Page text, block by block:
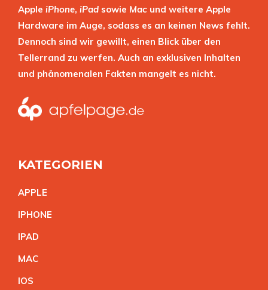
Apple iPhone, iPad sowie Mac und weitere Apple
Hardware im Auge, sodass es an keinen News fehlt.
Dennoch sind wir gewillt, einen Blick über den
Tellerrand zu werfen. Auch an exklusiven Inhalten
und phänomenalen Fakten mangelt es nicht.
KATEGORIEN
APPLE
IPHONE
IPAD
MAC
IOS